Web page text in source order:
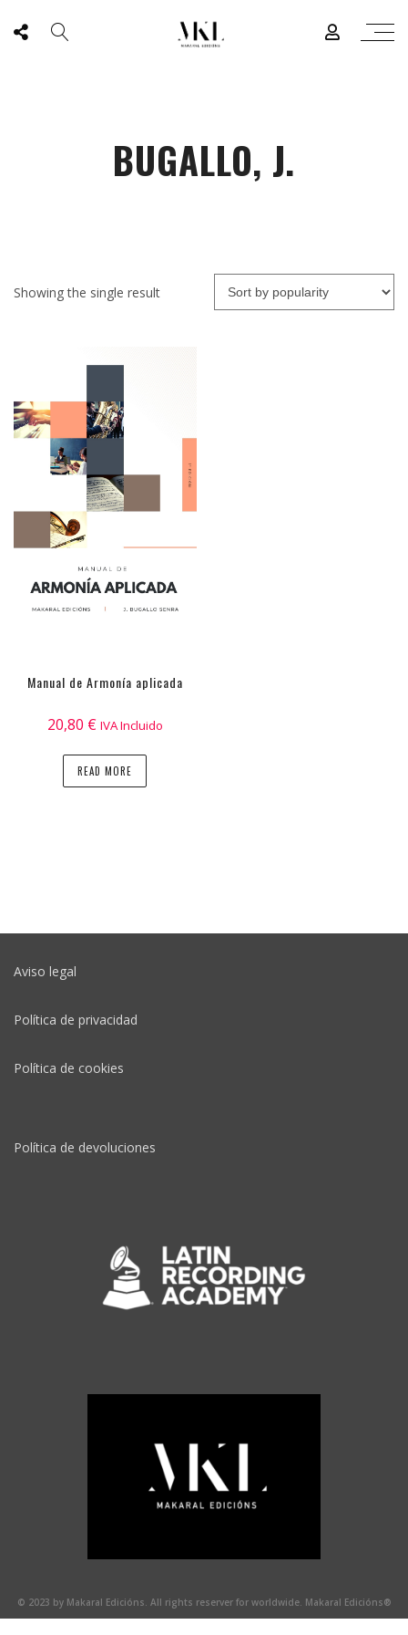
BUGALLO, J.
Showing the single result
Manual de Armonía aplicada
20,80 € IVA Incluido
READ MORE
Aviso legal
Política de privacidad
Política de cookies
Política de devoluciones
© 2023 by Makaral Edicións. All rights reserver for worldwide. Makaral Edicións®